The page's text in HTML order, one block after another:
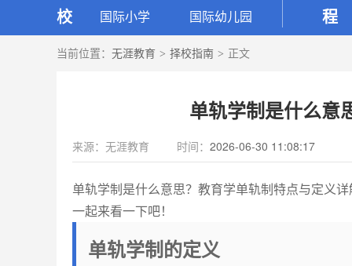
校
国际小学
国际幼儿园
程
当前位置： 无涯教育 > 择校指南 > 正文
单轨学制是什么意
来源： 无涯教育 时间： 2026-06-30 11:08:17
单轨学制是什么意思？教育学单轨制特点与定义
一起来看一下吧！
单轨学制的定义